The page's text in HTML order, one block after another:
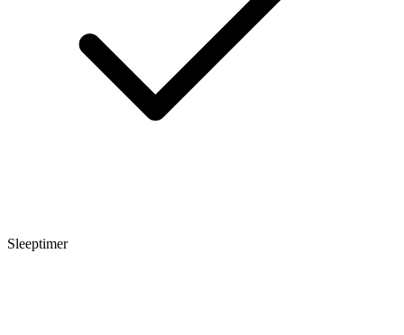
Sleeptimer